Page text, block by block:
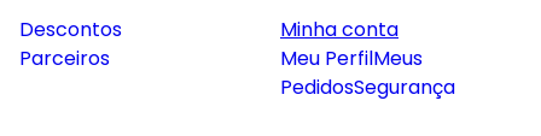
Descontos
Parceiros
Minha conta
Meu PerfilMeus
PedidosSegurança